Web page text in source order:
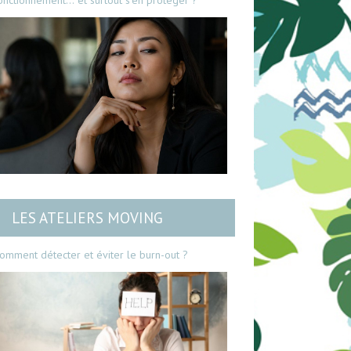
LES ATELIERS MOVING
détecter et éviter le burn-out ?